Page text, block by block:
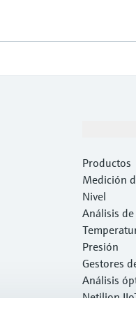
Productos
Medición
Nivel
Análisis
Presión
Gestores
ctos de
Análisis
Netilion